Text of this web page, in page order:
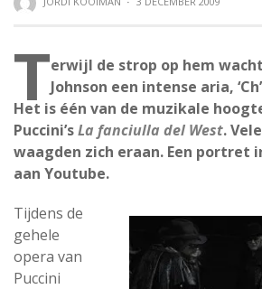
Terwijl de strop op hem
Johnson een intense aria,
Het is één van de muzikale
Puccini’sLa fanciulla del West.
waagden zich eraan. Een portret
aan Youtube.
Tijdens de
gehele
opera van
Puccini